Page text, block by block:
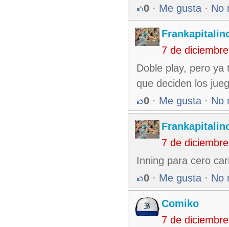
0 · Me gusta · No
7 de
Doble play, pero ya
que deciden los
0 · Me gusta · No
7 de
Inning para cero
0 · Me gusta · No
Comiko
7 de